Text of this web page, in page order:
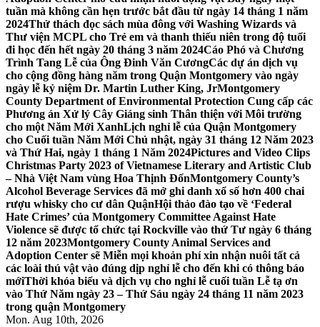
tuần mà không cần hẹn trước bắt đầu từ ngày 14 tháng 1 năm
2024Thử thách đọc sách mùa đông với Washing Wizards và
Thư viện MCPL cho Trẻ em và thanh thiếu niên trong độ tuổi
đi học đến hết ngày 20 tháng 3 năm 2024Cáo Phó và Chương
Trình Tang Lễ của Ông Đinh Văn CươngCác dự án dịch vụ
cho cộng đồng hàng năm trong Quận Montgomery vào ngày
ngày lễ kỷ niệm Dr. Martin Luther King, JrMontgomery
County Department of Environmental Protection Cung cấp các
Phương án Xử lý Cây Giáng sinh Thân thiện với Môi trường
cho một Năm Mới XanhLịch nghỉ lễ của Quận Montgomery
cho Cuối tuần Năm Mới Chủ nhật, ngày 31 tháng 12 Năm 2023
và Thứ Hai, ngày 1 tháng 1 Năm 2024Pictures and Video Clips
Christmas Party 2023 of Vietnamese Literary and Artistic Club
– Nhà Việt Nam vùng Hoa Thịnh ĐốnMontgomery County’s
Alcohol Beverage Services đã mở ghi danh xổ số hơn 400 chai
rượu whisky cho cư dân QuậnHội thảo đào tạo về ‘Federal
Hate Crimes’ của Montgomery Committee Against Hate
Violence sẽ được tổ chức tại Rockville vào thứ Tư ngày 6 tháng
12 năm 2023Montgomery County Animal Services and
Adoption Center sẽ Miễn mọi khoản phí xin nhận nuôi tất cả
các loài thú vật vào đúng dịp nghỉ lễ cho đến khi có thông báo
mớiThời khóa biểu và dịch vụ cho nghỉ lễ cuối tuần Lễ tạ ơn
vào Thứ Năm ngày 23 – Thứ Sáu ngày 24 tháng 11 năm 2023
trong quận Montgomery
Mon. Aug 10th, 2026